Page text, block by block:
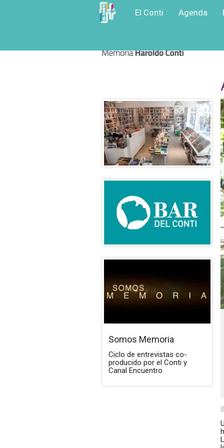
contenido
El Conti Agenda
Somos Memoria
Ciclo de entrevistas co-
producido por el Conti y
Canal Encuentro